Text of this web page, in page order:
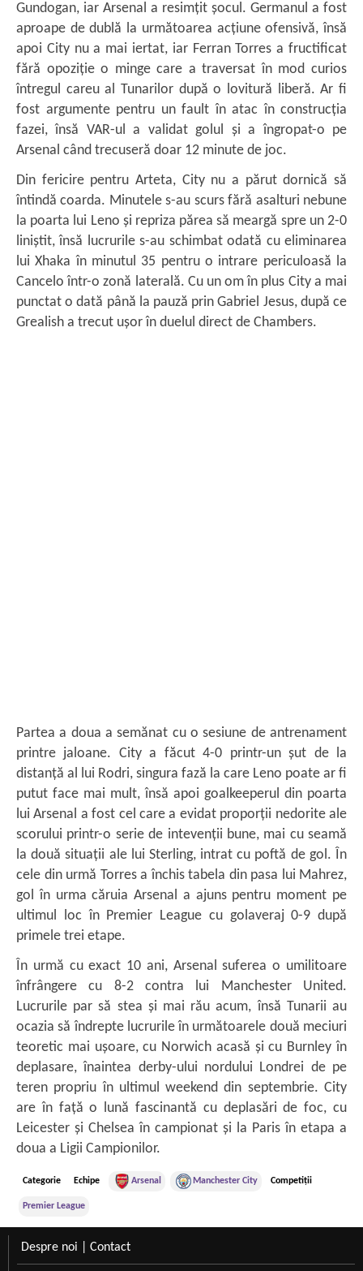
Gundogan, iar Arsenal a resimțit șocul. Germanul a fost
aproape de dublă la următoarea acțiune ofensivă, însă
apoi City nu a mai iertat, iar Ferran Torres a fructificat
fără opoziție o minge care a traversat în mod curios
întregul careu al Tunarilor după o lovitură liberă. Ar fi
fost argumente pentru un fault în atac în construcția
fazei, însă VAR-ul a validat golul și a îngropat-o pe
Arsenal când trecuseră doar 12 minute de joc.
Din fericire pentru Arteta, City nu a părut dornică să
întindă coarda. Minutele s-au scurs fără asalturi nebune
la poarta lui Leno și repriza părea să meargă spre un 2-0
liniștit, însă lucrurile s-au schimbat odată cu eliminarea
lui Xhaka în minutul 35 pentru o intrare periculoasă la
Cancelo într-o zonă laterală. Cu un om în plus City a mai
punctat o dată până la pauză prin Gabriel Jesus, după ce
Grealish a trecut ușor în duelul direct de Chambers.
Partea a doua a semănat cu o sesiune de antrenament
printre jaloane. City a făcut 4-0 printr-un șut de la
distanță al lui Rodri, singura fază la care Leno poate ar fi
putut face mai mult, însă apoi goalkeeperul din poarta
lui Arsenal a fost cel care a evidat proporții nedorite ale
scorului printr-o serie de intevenții bune, mai cu seamă
la două situații ale lui Sterling, intrat cu poftă de gol. În
cele din urmă Torres a închis tabela din pasa lui Mahrez,
gol în urma căruia Arsenal a ajuns pentru moment pe
ultimul loc în Premier League cu golaveraj 0-9 după
primele trei etape.
În urmă cu exact 10 ani, Arsenal suferea o umilitoare
înfrângere cu 8-2 contra lui Manchester United.
Lucrurile par să stea și mai rău acum, însă Tunarii au
ocazia să îndrepte lucrurile în următoarele două meciuri
teoretic mai ușoare, cu Norwich acasă și cu Burnley în
deplasare, înaintea derby-ului nordului Londrei de pe
teren propriu în ultimul weekend din septembrie. City
are în față o lună fascinantă cu deplasări de foc, cu
Leicester și Chelsea în campionat și la Paris în etapa a
doua a Ligii Campionilor.
Categorie Echipe Arsenal Manchester City Competiții
Premier League
Despre noi Contact